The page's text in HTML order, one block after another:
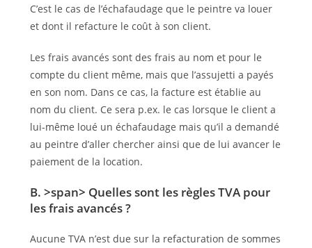
C’est le cas de l’échafaudage que le peintre va louer
et dont il refacture le coût à son client.
Les frais avancés sont des frais au nom et pour le
compte du client même, mais que l’assujetti a payés
en son nom. Dans ce cas, la facture est établie au
nom du client. Ce sera p.ex. le cas lorsque le client a
lui-même loué un échafaudage mais qu’il a demandé
au peintre d’aller chercher ainsi que de lui avancer le
paiement de la location.
B. >span> Quelles sont les règles TVA pour
les frais avancés ?
Aucune TVA n’est due sur la refacturation de sommes